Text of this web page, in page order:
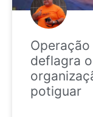
Operação
deflagra
potiguar